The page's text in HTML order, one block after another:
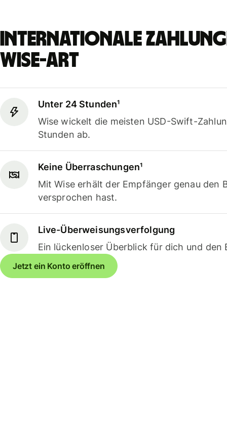
Internationale
Wise-Art
Unter 24 Stunden¹
Wise wickelt die meisten USD-Swift-
Stunden ab.
Keine Überraschungen¹
Mit Wise erhält der Empfänger genau den
versprochen hast.
Live-Überweisungsverfolgung
Ein lückenloser Überblick für dich und den
Jetzt ein Konto eröffnen